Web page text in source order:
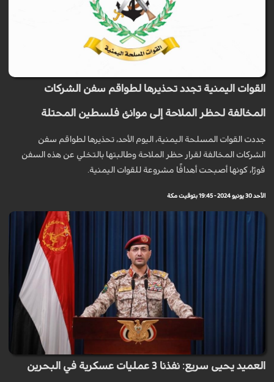
القوات اليمنية تجدد تحذيرها لطواقم سفن الشركات
المخالفة لحظر الملاحة إلى موانئ فلسطين المحتلة
جددت القوات المسلحة اليمنية، اليوم الأحد، تحذيرها لطواقم سفن
الشركات المخالفة لقرار حظر الملاحة وطالبتها بالتخلي عن هذه السفن
فورًا، كونها أصبحت أهدافًا مشروعة للقوات اليمنية.
الأحد 30 يونيو 2024 - 19:45 بتوقيت مكة
العميد يحيى سريع: نفذنا 3 عمليات عسكرية في البحرين